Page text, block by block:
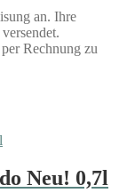
an. Ihre
Rechnung zu
Neu! 0,7l